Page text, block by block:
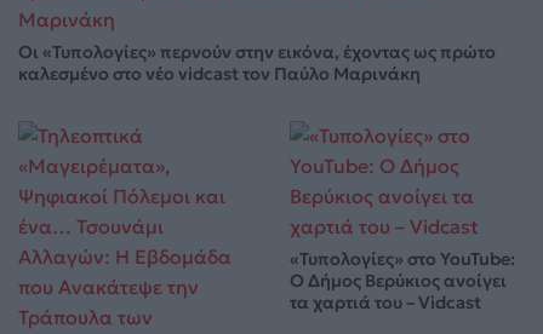
Οι «Τυπολογίες» περνούν στην εικόνα, έχοντας ως πρώτο
καλεσμένο στο νέο vidcast τον Παύλο Μαρινάκη
«Τυπολογίες» στο YouTube:
Ο Δήμος Βερύκιος ανοίγει
τα χαρτιά του – Vidcast